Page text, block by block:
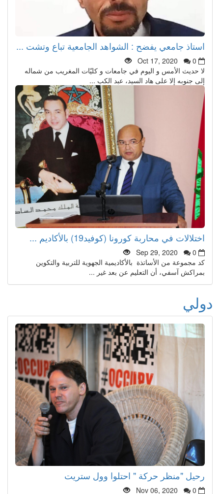
استاذ جامعي يفضح : الشواهد الجامعية تباع وتشت ...
Oct 17, 2020
0
لا حديث الأمس و اليوم في جامعات و كليّات المغريب من شماله
إلى جنوبه إلا على هاد السيد، عبد الكب ...
اختلالات في محاربة كورونا (كوفيد19) بالأكاديم ...
Sep 29, 2020
0
كد مجموعة من الأساتذة بالأكاديمية الجهوية للتربية والتكوين
بمراكش آسفي، أن التعليم عن بعد غير ...
دولي
رحيل "منظر حركة " احتلوا وول ستريت
Nov 06, 2020 0